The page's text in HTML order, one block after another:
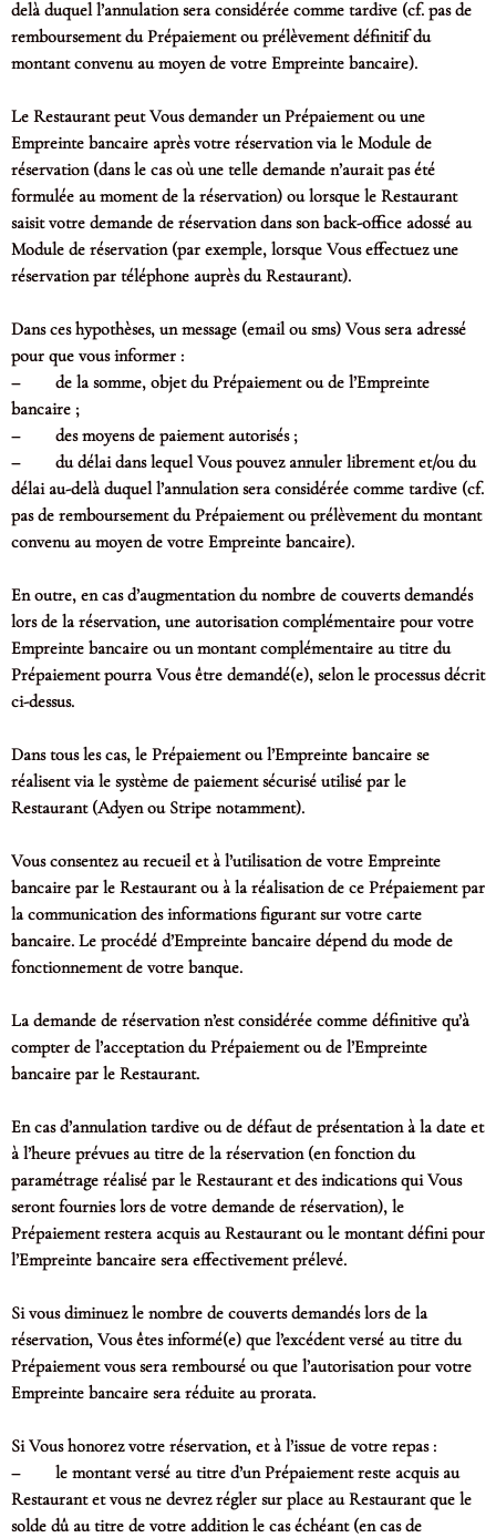
delà duquel l’annulation sera considérée comme tardive (cf. pas de
remboursement du Prépaiement ou prélèvement définitif du
montant convenu au moyen de votre Empreinte bancaire).
Le Restaurant peut Vous demander un Prépaiement ou une
Empreinte bancaire après votre réservation via le Module de
réservation (dans le cas où une telle demande n’aurait pas été
formulée au moment de la réservation) ou lorsque le Restaurant
saisit votre demande de réservation dans son back-office adossé au
Module de réservation (par exemple, lorsque Vous effectuez une
réservation par téléphone auprès du Restaurant).
Dans ces hypothèses, un message (email ou sms) Vous sera adressé
pour que vous informer :
– de la somme, objet du Prépaiement ou de l’Empreinte
bancaire ;
– des moyens de paiement autorisés ;
– du délai dans lequel Vous pouvez annuler librement et/ou du
délai au-delà duquel l’annulation sera considérée comme tardive (cf.
pas de remboursement du Prépaiement ou prélèvement du montant
convenu au moyen de votre Empreinte bancaire).
En outre, en cas d’augmentation du nombre de couverts demandés
lors de la réservation, une autorisation complémentaire pour votre
Empreinte bancaire ou un montant complémentaire au titre du
Prépaiement pourra Vous être demandé(e), selon le processus décrit
ci-dessus.
Dans tous les cas, le Prépaiement ou l’Empreinte bancaire se
réalisent via le système de paiement sécurisé utilisé par le
Restaurant (Adyen ou Stripe notamment).
Vous consentez au recueil et à l’utilisation de votre Empreinte
bancaire par le Restaurant ou à la réalisation de ce Prépaiement par
la communication des informations figurant sur votre carte
bancaire. Le procédé d’Empreinte bancaire dépend du mode de
fonctionnement de votre banque.
La demande de réservation n’est considérée comme définitive qu’à
compter de l’acceptation du Prépaiement ou de l’Empreinte
bancaire par le Restaurant.
En cas d’annulation tardive ou de défaut de présentation à la date et
à l’heure prévues au titre de la réservation (en fonction du
paramétrage réalisé par le Restaurant et des indications qui Vous
seront fournies lors de votre demande de réservation), le
Prépaiement restera acquis au Restaurant ou le montant défini pour
l’Empreinte bancaire sera effectivement prélevé.
Si vous diminuez le nombre de couverts demandés lors de la
réservation, Vous êtes informé(e) que l’excédent versé au titre du
Prépaiement vous sera remboursé ou que l’autorisation pour votre
Empreinte bancaire sera réduite au prorata.
Si Vous honorez votre réservation, et à l’issue de votre repas :
– le montant versé au titre d’un Prépaiement reste acquis au
Restaurant et vous ne devrez régler sur place au Restaurant que le
solde dû au titre de votre addition le cas échéant (en cas de